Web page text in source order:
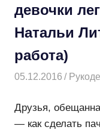
девочки
Натальи
работа)
05.12.2016
Друзья,
— как сделать